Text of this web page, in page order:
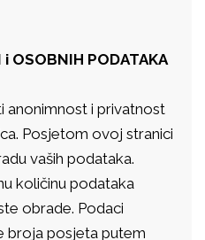
OSOBNIH PODATAKA
anonimnost i privatnost
Posjetom ovoj stranici
vaših podataka.
količinu podataka
obrade. Podaci
broja posjeta putem